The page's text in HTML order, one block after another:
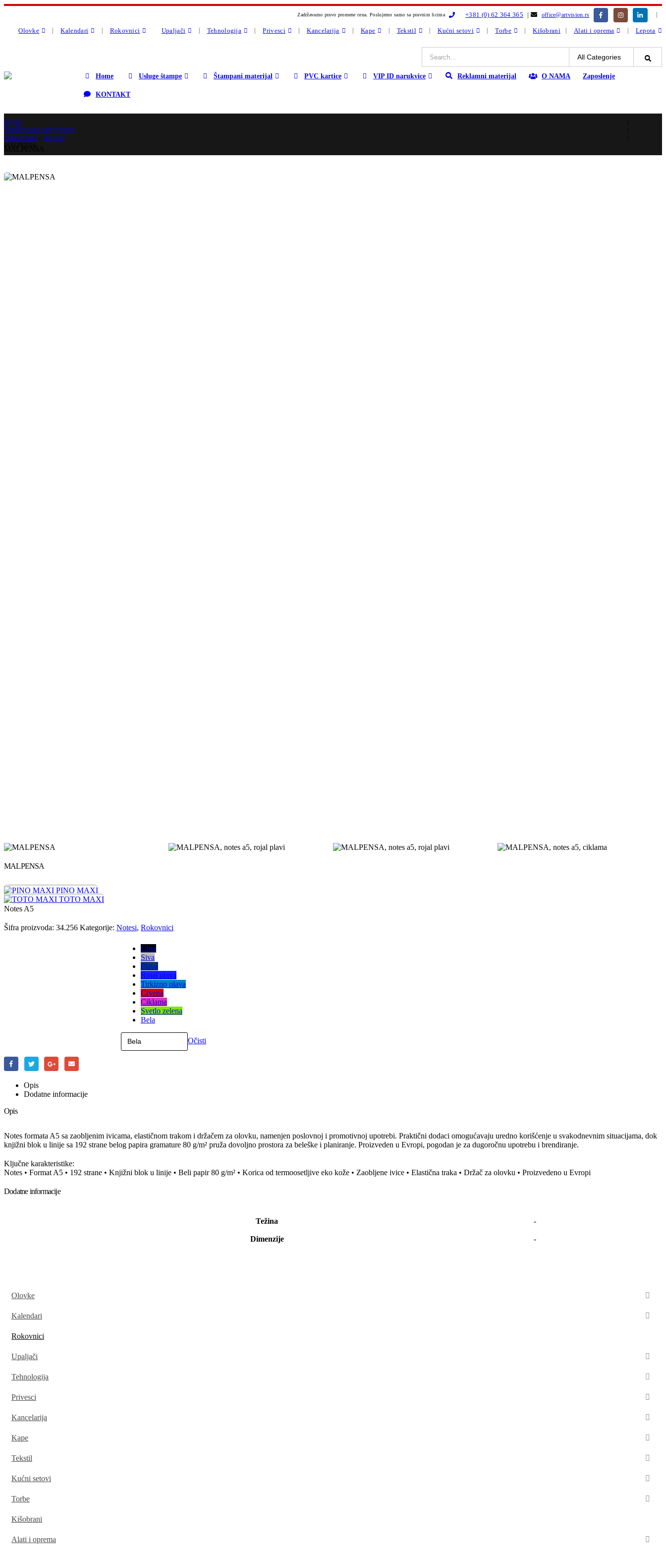
Zadržavamo pravo promene cena. Poslujemo samo sa pravnim licima +381 (0) 62 364 365 office@artvision.rs
Olovke Kalendari Rokovnici Upaljači Tehnologija Privesci Kancelarija Kape Tekstil Kućni setovi Torbe Kišobrani Alati i oprema Lepota
Home Usluge štampe Štampani materijal PVC kartice VIP ID narukvice Reklamni materijal O NAMA Zaposlenje
KONTAKT
HOME
ŠTAMPARIJA ART VISION
ROKOVNICI
NOTESI
MALPENSA
PINO MAXI
TOTO MAXI
Notes A5
Šifra proizvoda: 34.256 Kategorije: Notesi, Rokovnici
Crna
Siva
Plava
Rojal plava
Tirkizno plava
Crvena
Ciklama
Svetlo zelena
Bela
Očisti
Opis
Dodatne informacije
Opis
Notes formata A5 sa zaobljenim ivicama, elastičnom trakom i držačem za olovku, namenjen poslovnoj i promotivnoj upotrebi. Praktični dodaci omogućavaju uredno korišćenje u svakodnevnim situacijama, dok
knjižni blok u linije sa 192 strane belog papira gramature 80 g/m² pruža dovoljno prostora za beleške i planiranje. Proizveden u Evropi, pogodan je za dugoročnu upotrebu i brendiranje.
Ključne karakteristike:
Notes • Format A5 • 192 strane • Knjižni blok u linije • Beli papir 80 g/m² • Korica od termoosetljive eko kože • Zaobljene ivice • Elastična traka • Držač za olovku • Proizvedeno u Evropi
Dodatne informacije
Težina -
Dimenzije -
Olovke
Kalendari
Rokovnici
Upaljači
Tehnologija
Privesci
Kancelarija
Kape
Tekstil
Kućni setovi
Torbe
Kišobrani
Alati i oprema